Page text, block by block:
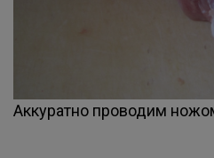
Аккуратно проводим